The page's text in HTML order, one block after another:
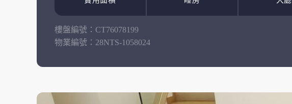
樓盤編號： CT76078199
物業編號： 28NTS-1058024